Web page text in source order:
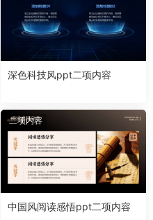
深色科技风ppt二项内容
二项内容
中国风阅读感悟ppt二项内容